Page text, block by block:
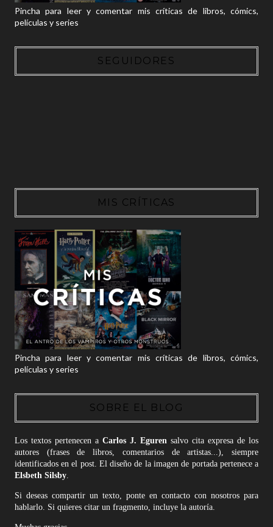
Pincha para leer y comentar mis críticas de libros, cómics,
películas y series
SEGUIDORES
MIS CRÍTICAS
Pincha para leer y comentar mis críticas de libros, cómics,
películas y series
SOBRE EL BLOG
Los textos pertenecen a Carlos J. Egurensalvo cita expresa de los
autores (frases de libros, comentarios de artistas...), siempre
identificados en el post. El diseño de la imagen de portada pertenece a
Elsbeth Silsby.
Si deseas compartir un texto, ponte en contacto con nosotros para
hablarlo. Si quieres citar un fragmento, incluye la autoría.